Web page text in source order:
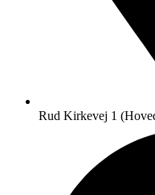
Rud Kirkevej 1